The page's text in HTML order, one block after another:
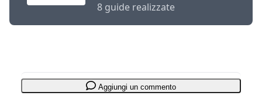
8 guide realizzate
Aggiungi un commento